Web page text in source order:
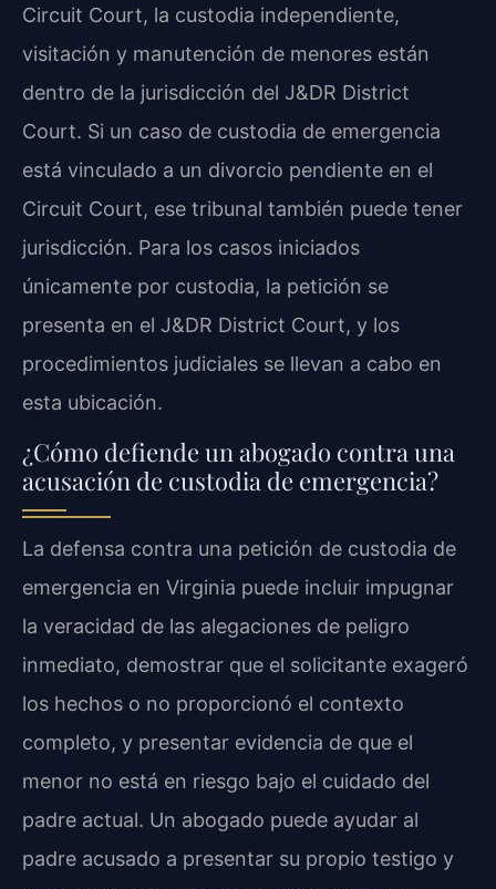
Circuit Court, la custodia independiente,
visitación y manutención de menores están
dentro de la jurisdicción del J&DR District
Court. Si un caso de custodia de emergencia
está vinculado a un divorcio pendiente en el
Circuit Court, ese tribunal también puede tener
jurisdicción. Para los casos iniciados
únicamente por custodia, la petición se
presenta en el J&DR District Court, y los
procedimientos judiciales se llevan a cabo en
esta ubicación.
¿Cómo defiende un abogado contra una
acusación de custodia de emergencia?
La defensa contra una petición de custodia de
emergencia en Virginia puede incluir impugnar
la veracidad de las alegaciones de peligro
inmediato, demostrar que el solicitante exageró
los hechos o no proporcionó el contexto
completo, y presentar evidencia de que el
menor no está en riesgo bajo el cuidado del
padre actual. Un abogado puede ayudar al
padre acusado a presentar su propio testigo y